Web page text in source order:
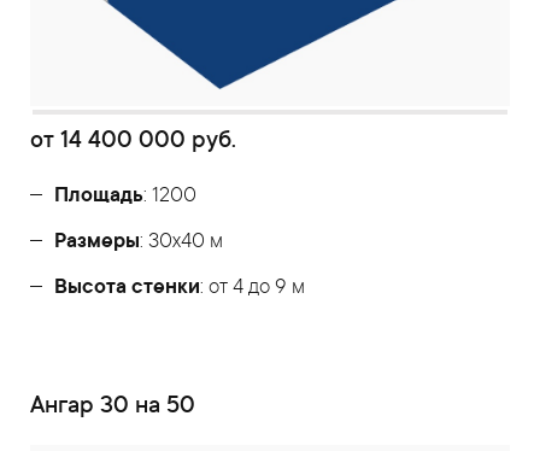
от 14 400 000 руб.
Площадь: 1200
Размеры: 30х40 м
Высота стенки: от 4 до 9 м
Ангар 30 на 50